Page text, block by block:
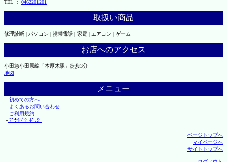
TEL ： 0462201201
取扱い商品
修理診断 | パソコン | 携帯電話 | 家電 | エアコン | ゲーム
お店へのアクセス
小田急小田原線「本厚木駅」徒歩3分
地図
メニュー
├初めての方へ
├ よくあるお問い合わせ
├ご利用規約
└ﾌﾟﾗｲﾊﾞｼｰﾎﾟﾘｼｰ
ページトップへ
マイページへ
サイトトップへ